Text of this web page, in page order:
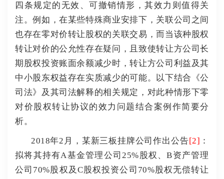
四条规定的无效、可撤销情形，其效力则值得关
注。例如，在某些特殊商业安排下，关联公司之间
也存在零对价转让股权的关联交易，而当该种股权
转让对价的公允性存在疑问，且致使转让方公司长
期股权投资账面余额减少时，转让方公司利益及其
中小股东权益存在实质减少的可能。 以下结合《公
司法》及其司法解释的相关规定，对此种情形下零
对价股权转让协议的效力问题结合案例作简要分
析。
2018年2月，某新三板挂牌公司作出公告[2] ：
拟将其持有A基金管理公司25%股权、B资产管理
公司70%股权及C股权投资公司70%股权无偿转让